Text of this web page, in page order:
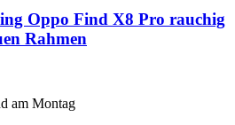
Oppo Find X8 Pro rauchig
Rahmen
am Montag